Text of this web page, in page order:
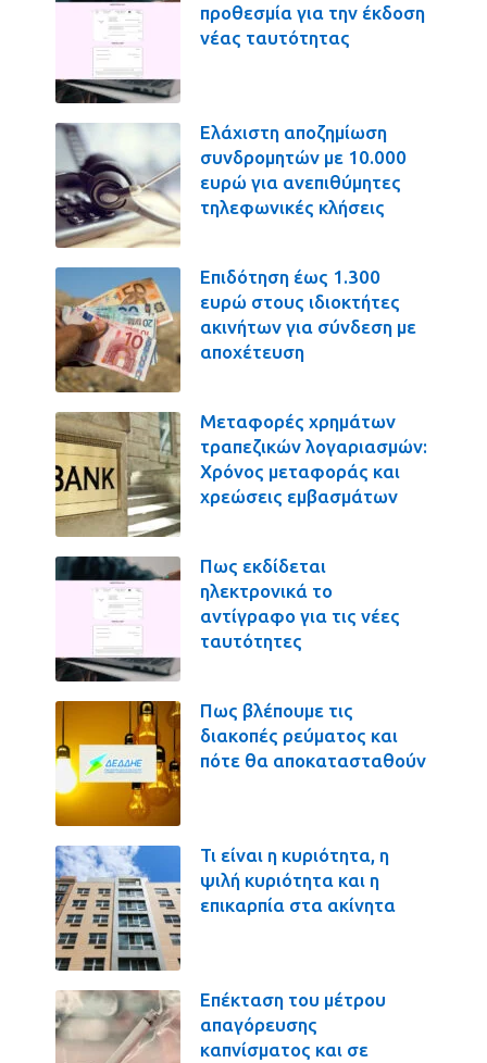
προθεσμία για την έκδοση
νέας ταυτότητας
Ελάχιστη αποζημίωση
συνδρομητών με 10.000
ευρώ για ανεπιθύμητες
τηλεφωνικές κλήσεις
Επιδότηση έως 1.300
ευρώ στους ιδιοκτήτες
ακινήτων για σύνδεση με
αποχέτευση
Μεταφορές χρημάτων
τραπεζικών λογαριασμών:
Χρόνος μεταφοράς και
χρεώσεις εμβασμάτων
Πως εκδίδεται
ηλεκτρονικά το
αντίγραφο για τις νέες
ταυτότητες
Πως βλέπουμε τις
διακοπές ρεύματος και
πότε θα αποκατασταθούν
Τι είναι η κυριότητα, η
ψιλή κυριότητα και η
επικαρπία στα ακίνητα
Επέκταση του μέτρου
απαγόρευσης
καπνίσματος και σε